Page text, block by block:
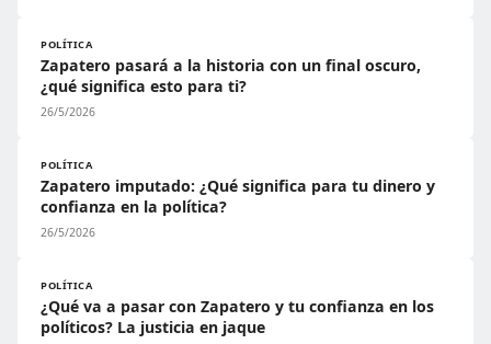
POLÍTICA
Zapatero pasará a la historia con un final oscuro,
¿qué significa esto para ti?
26/5/2026
POLÍTICA
Zapatero imputado: ¿Qué significa para tu dinero y
confianza en la política?
26/5/2026
POLÍTICA
¿Qué va a pasar con Zapatero y tu confianza en los
políticos? La justicia en jaque